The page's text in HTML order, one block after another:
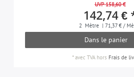
UVP 158,60 €
142,74 €
2 Mètre | 71,37 € /
Dans le panier
*avec TVAhors Frais de